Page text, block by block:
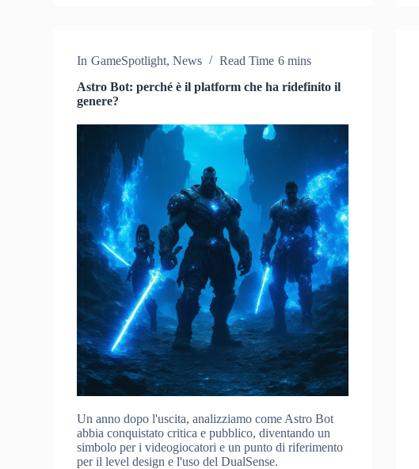
In GameSpotlight,News Read Time 6 mins
Astro Bot: perché è il platform che ha ridefinito il
genere?
Un anno dopo l'uscita, analizziamo come Astro Bot
abbia conquistato critica e pubblico, diventando un
simbolo per i videogiocatori e un punto di riferimento
per il level design e l'uso del DualSense.